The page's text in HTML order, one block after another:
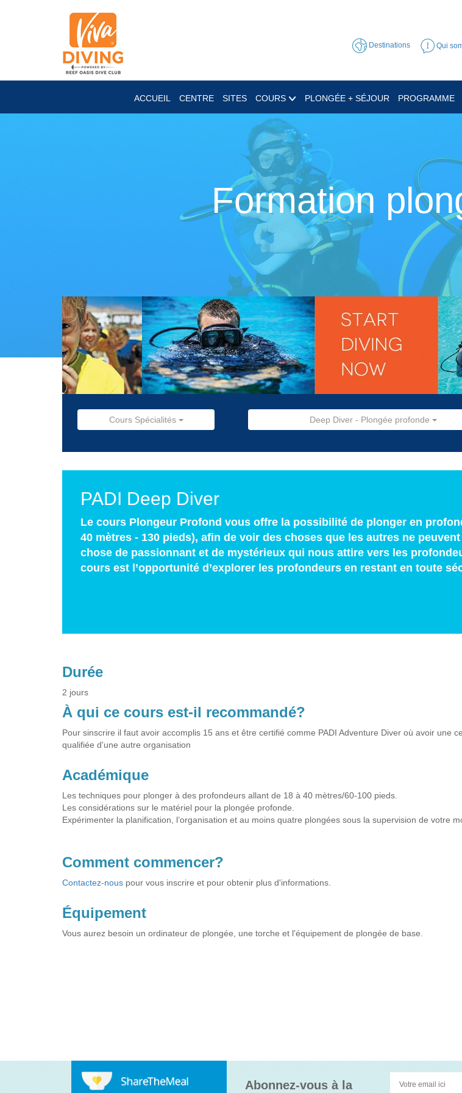
Destinations Qui
ACCUEIL CENTRE SITES COURS PLONGÉE + SÉJOUR PROGRAMME
Formation
Cours Spécialités Deep Diver - Plongée profonde
PADI Deep Diver
Le cours Plongeur Profond vous offre la possibilité de plonger en
40 mètres - 130 pieds), afin de voir des choses que les autres ne
chose de passionnant et de mystérieux qui nous attire vers les
cours est l’opportunité d’explorer les profondeurs en restant en toute
Durée
2 jours
À qui ce cours est-il recommandé?
Pour sinscrire il faut avoir accomplis 15 ans et être certifié comme PADI Adventure Diver où avoir une
qualifiée d'une autre organisation
Académique
Les techniques pour plonger à des profondeurs allant de 18 à 40 mètres/60-100 pieds.
Les considérations sur le matériel pour la plongée profonde.
Expérimenter la planification, l’organisation et au moins quatre plongées sous la supervision de votre
Comment commencer?
Contactez-nous pour vous inscrire et pour obtenir plus d'informations.
Équipement
Vous aurez besoin un ordinateur de plongée, une torche et l'équipement de plongée de base.
Abonnez-vous à la